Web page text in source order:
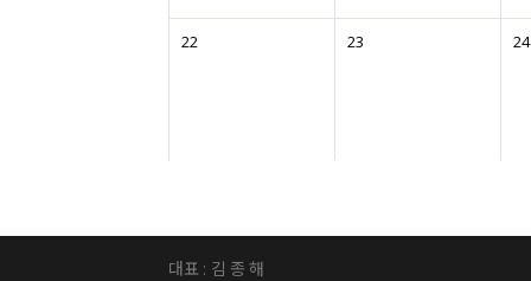
22 23 24
대표 : 김 종 해